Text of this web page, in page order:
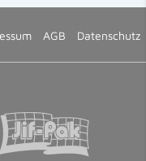
AGB Datenschutz